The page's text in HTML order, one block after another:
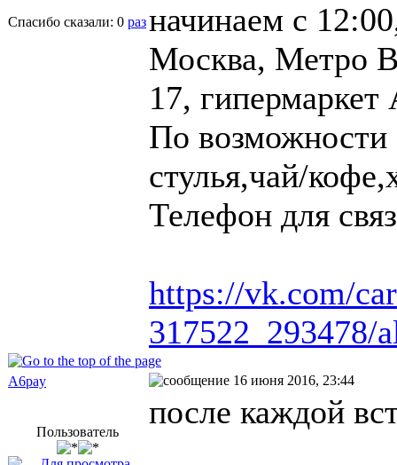
Спасибо сказали: 0 разначинаем с
Москва, Метро
17,
По возможности
стулья,чай/
Телефон для
https://vk.com/
317522_293478/
A6pay 16 июня 2016, 23:44
Пользователь
после каждой